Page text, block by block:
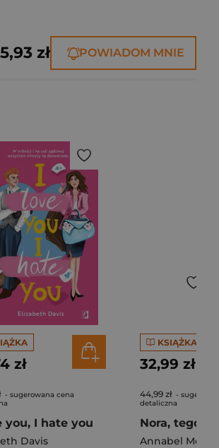
zł POWIADOM MNIE
zł
- sugerowana cena
you, I hate you
Davis
KSIĄŻKA
32,99 zł
44,99 zł -
detaliczna
Annabel